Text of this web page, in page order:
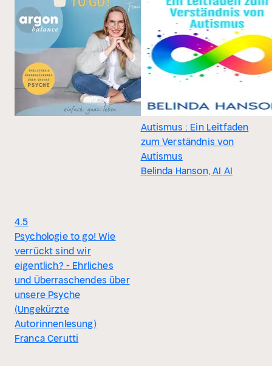
4.5
Psychologie to go! Wie
verrückt sind wir
eigentlich? - Ehrliches
und Überraschendes über
unsere Psyche
(Ungekürzte
Autorinnenlesung)
Franca Cerutti
Autismus : Ein Leitfaden
zum Verständnis von
Autismus
Belinda Hanson, AI AI